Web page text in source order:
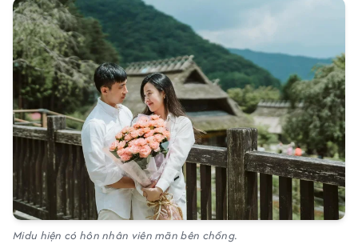
Midu hiện có hôn nhân viên mãn bên chồng.